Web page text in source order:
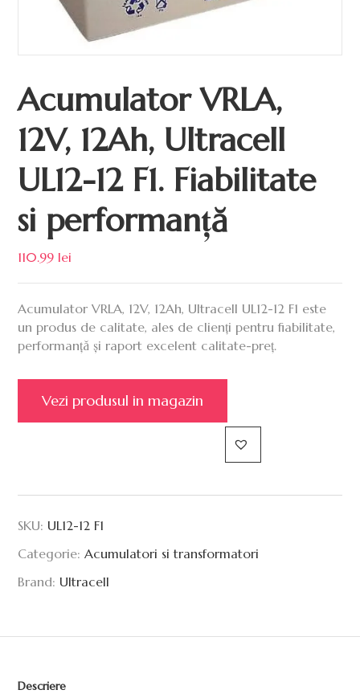
Acumulator VRLA,
12V, 12Ah, Ultracell
UL12-12 F1. Fiabilitate
si performanță
110.99 lei
Acumulator VRLA, 12V, 12Ah, Ultracell UL12-12 F1 este
un produs de calitate, ales de clienți pentru fiabilitate,
performanță și raport excelent calitate-preț.
Vezi produsul in magazin
SKU: UL12-12 F1
Categorie:Acumulatori si transformatori
Brand: Ultracell
Descriere